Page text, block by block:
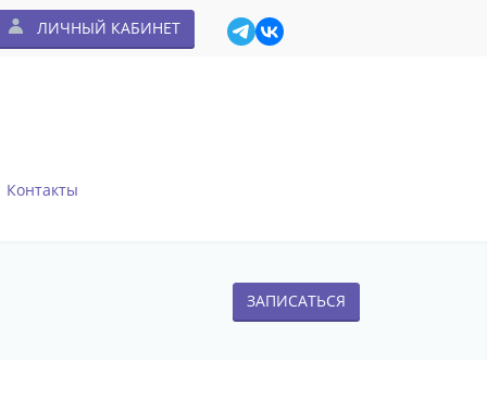
ЛИЧНЫЙ КАБИНЕТ
Контакты
ЗАПИСАТЬСЯ